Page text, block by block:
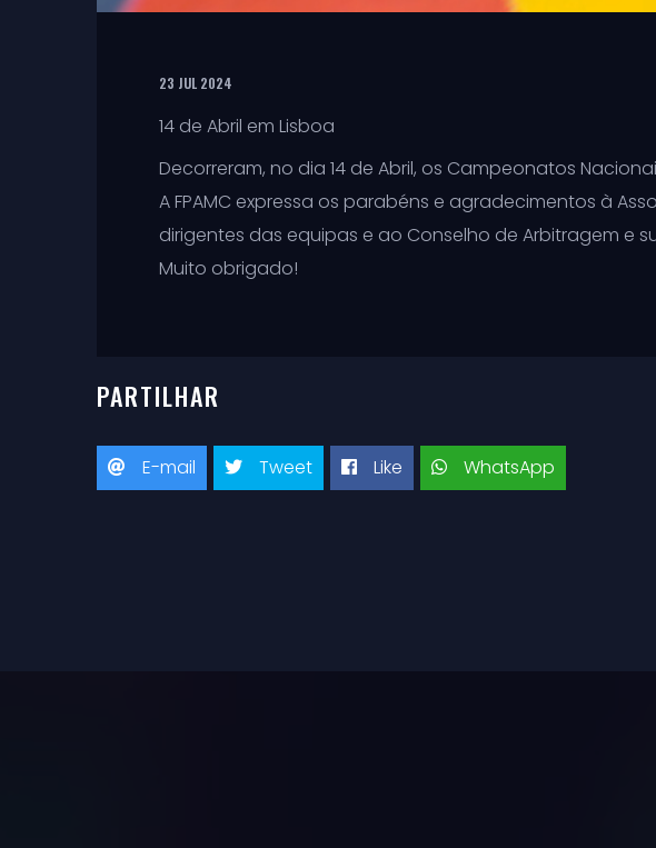
23 JUL 2024
14 de Abril em Lisboa
Decorreram, no dia 14 de Abril, os Campeonatos
A FPAMC expressa os parabéns e agradecimentos à
dirigentes das equipas e ao Conselho de Arbitragem e
Muito obrigado!
PARTILHAR
E-mail Tweet Like WhatsApp